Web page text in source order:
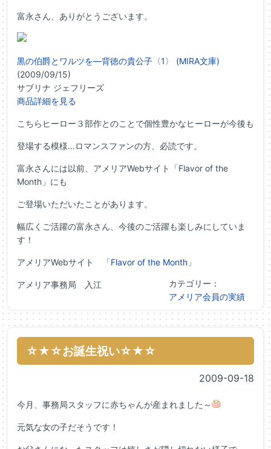
富永さん、ありがとうございます。
黒の伯爵とワルツを―背徳の貴公子〈1〉 (MIRA文庫)
(2009/09/15)
サブリナ ジェフリーズ
商品詳細を見る
こちらヒーロー３部作とのことで個性豊かなヒーローが今後も
登場する模様…ロマンスファンの方、必読です。
富永さんには以前、アメリアWebサイト「Flavor of the
Month」にも
ご登場いただいたことがあります。
幅広くご活躍の富永さん、今後のご活躍も楽しみにしていま
す！
アメリアWebサイト 「Flavor of the Month 」
アメリア事務局 入江
カテゴリー：
アメリア会員の実績
☆★☆お誕生祝い☆★☆
2009-09-18
今月、事務局スタッフに赤ちゃんが産まれました～
元気な女の子だそうです！